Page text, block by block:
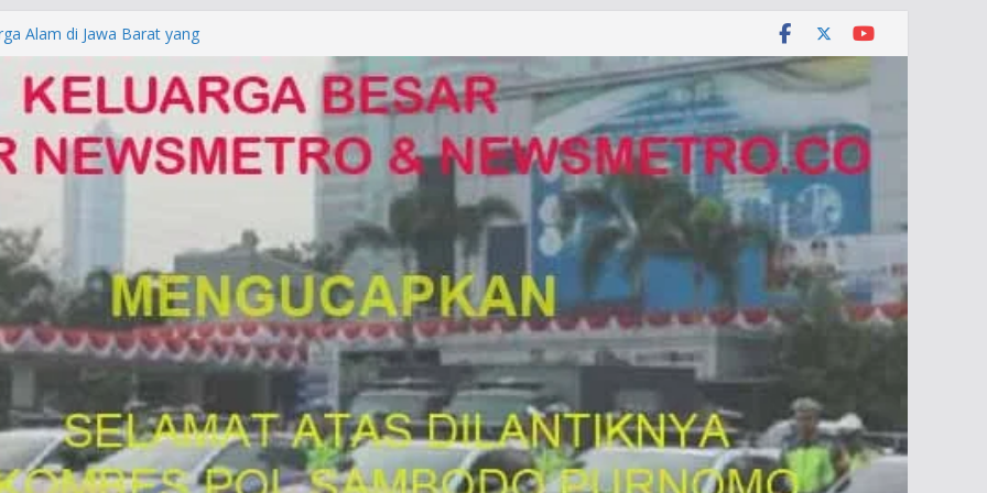
Alam di Jawa Barat yang
KUHAP Baru 2026, Tegaskan
Dipidana
DENPASAR DAN
POLDA BALI DIDUGA
ke Mabes Polri
Palsu, Kapolres
SIM